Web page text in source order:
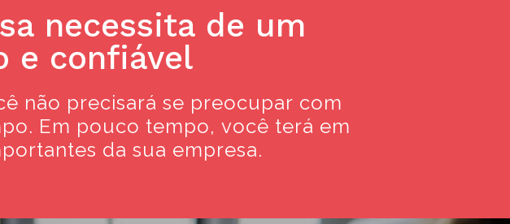
e a
necessita de um
e confiável
não precisará se preocupar com
Em pouco tempo, você terá em
da sua empresa.